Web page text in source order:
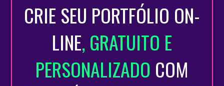
CRIE SEU PORTFÓLIO ON-
LINE, GRATUITO E
PERSONALIZADO COM